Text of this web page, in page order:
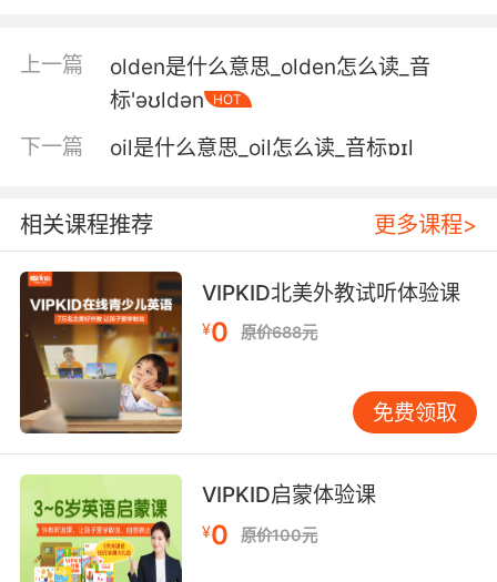
我没事 请跟警察说我没事
5. OK, you asked, and I told the truth, OK.
6. Yeah, OK, OK! I bet you blew their socks
对 好 我肯定你让他们刮目相看
7. OK, so that's gonna leave a nice little bruise
for you, but I think you're gonna be OK.
8. OK, OK, I clearly cannot compete at this
table, but, uh, loOK, I gotta go hang out with
wifey.
上一篇
olden是什么意思_olden怎么读_音
标'əʊldən
HOT
下一篇 oil是什么意思_oil怎么读_音标ɒɪl
相关课程推荐 更多课程>
VIPKID北美外教试听体验课
¥0 原价688元
免费领取
VIPKID启蒙体验课
¥0 原价100元